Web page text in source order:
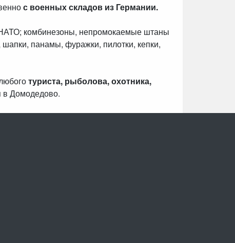
с военных складов из Германии.
комбинезоны, непромокаемые штаны
панамы, фуражки, пилотки, кепки,
туриста, рыболова, охотника,
в Домодедово.